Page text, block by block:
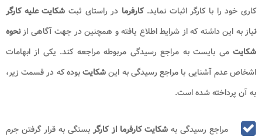
کاری خود را با کارگر اثبات نماید.کارفرما در راستای ثبت شکایت علیه کارگر
نیاز به این داشته که از شرایط اطلاع یافته و همچنین در جهت آگاهی ازنحوه
شکایت می بایست به مراجع رسیدگی مربوطه مراجعه کند. یکی از ابهامات
اشخاص عدم آشنایی با مراجع رسیدگی به اینشکایتبوده که در قسمت زیر،
به آن پرداخته شده است.
مراجع رسیدگی بهشکایت کارفرما از کارگربستگی به قرار گرفتن جرم